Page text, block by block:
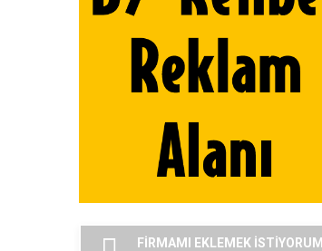
FİRMAMI EKLEMEK İSTİYORUM